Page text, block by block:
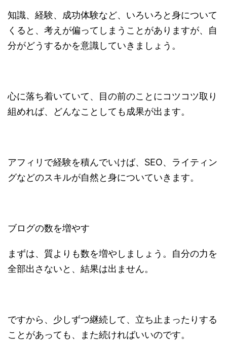
知識、経験、成功体験など、いろいろと身について
くると、考えが偏ってしまうことがありますが、自
分がどうするかを意識していきましょう。
心に落ち着いていて、目の前のことにコツコツ取り
組めれば、どんなことしても成果が出ます。
アフィリで経験を積んでいけば、SEO、ライティン
グなどのスキルが自然と身についていきます。
ブログの数を増やす
まずは、質よりも数を増やしましょう。自分の力を
全部出さないと、結果は出ません。
ですから、少しずつ継続して、立ち止まったりする
ことがあっても、また続ければいいのです。